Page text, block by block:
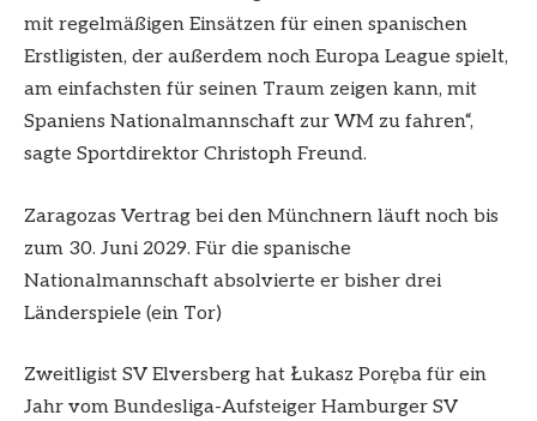
mit regelmäßigen Einsätzen für einen spanischen
Erstligisten, der außerdem noch Europa League spielt,
am einfachsten für seinen Traum zeigen kann, mit
Spaniens Nationalmannschaft zur WM zu fahren“,
sagte Sportdirektor Christoph Freund.
Zaragozas Vertrag bei den Münchnern läuft noch bis
zum 30. Juni 2029. Für die spanische
Nationalmannschaft absolvierte er bisher drei
Länderspiele (ein Tor)
Zweitligist SV Elversberg hat Łukasz Poręba für ein
Jahr vom Bundesliga-Aufsteiger Hamburger SV